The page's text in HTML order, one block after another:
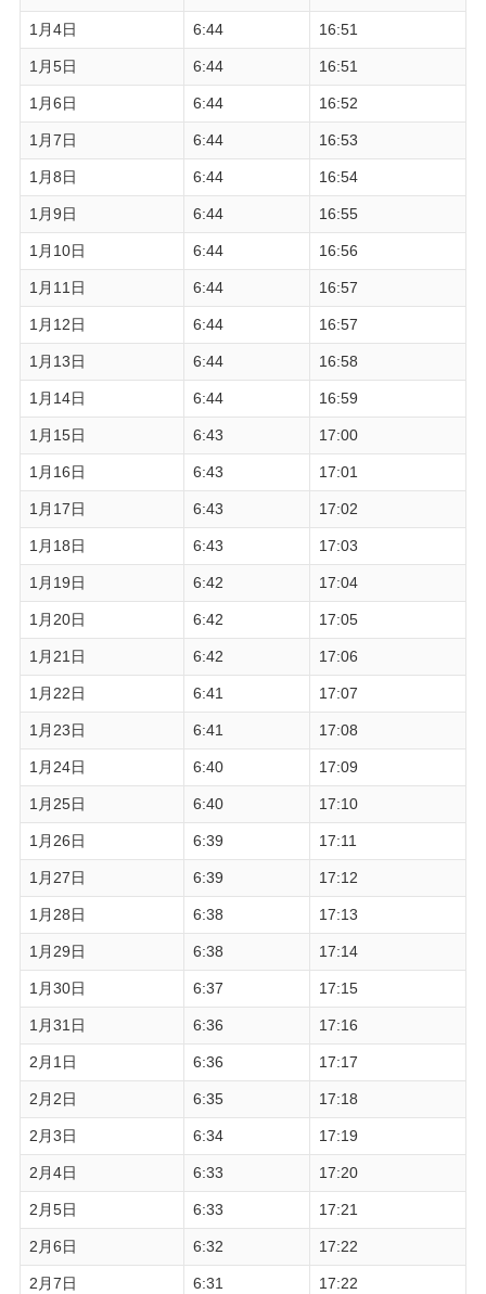
1月4日 6:44 16:51
1月5日 6:44 16:51
1月6日 6:44 16:52
1月7日 6:44 16:53
1月8日 6:44 16:54
1月9日 6:44 16:55
1月10日 6:44 16:56
1月11日 6:44 16:57
1月12日 6:44 16:57
1月13日 6:44 16:58
1月14日 6:44 16:59
1月15日 6:43 17:00
1月16日 6:43 17:01
1月17日 6:43 17:02
1月18日 6:43 17:03
1月19日 6:42 17:04
1月20日 6:42 17:05
1月21日 6:42 17:06
1月22日 6:41 17:07
1月23日 6:41 17:08
1月24日 6:40 17:09
1月25日 6:40 17:10
1月26日 6:39 17:11
1月27日 6:39 17:12
1月28日 6:38 17:13
1月29日 6:38 17:14
1月30日 6:37 17:15
1月31日 6:36 17:16
2月1日 6:36 17:17
2月2日 6:35 17:18
2月3日 6:34 17:19
2月4日 6:33 17:20
2月5日 6:33 17:21
2月6日 6:32 17:22
2月7日 6:31 17:22